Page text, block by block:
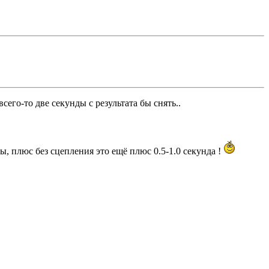
то две секунды с результата бы снять..
плюс без сцепления это ещё плюс 0.5-1.0 секунда !